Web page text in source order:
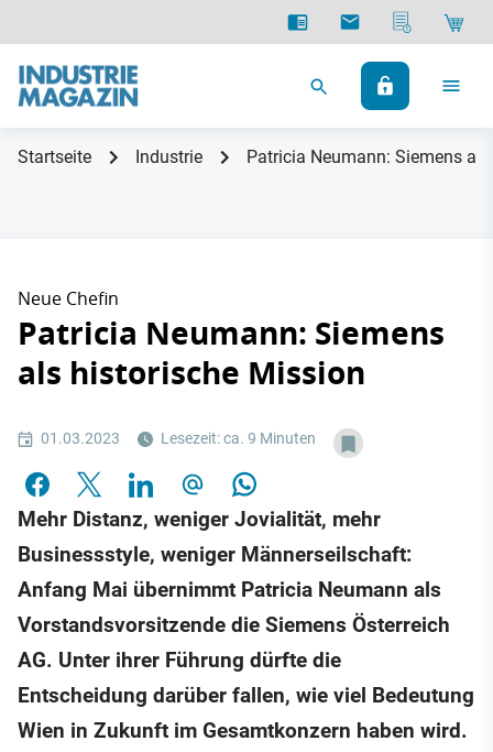
Startseite Industrie Patricia Neumann: Siemens
Neue Chefin
Patricia Neumann: Siemens
als historische Mission
01.03.2023 Lesezeit: ca. 9 Minuten
Mehr Distanz, weniger Jovialität, mehr
Businessstyle, weniger Männerseilschaft:
Anfang Mai übernimmt Patricia Neumann als
Vorstandsvorsitzende die Siemens Österreich
AG. Unter ihrer Führung dürfte die
Entscheidung darüber fallen, wie viel Bedeutung
Wien in Zukunft im Gesamtkonzern haben wird.